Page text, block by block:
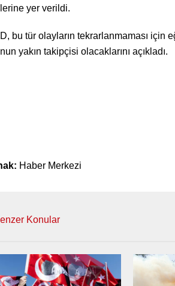
yer verildi.
bu tür olayların tekrarlanmaması için
yakın takipçisi olacaklarını açıkladı.
Haber Merkezi
Konular